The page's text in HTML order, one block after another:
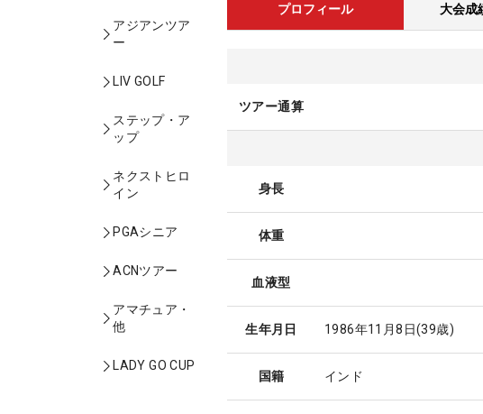
アジアンツア
ー
LIV GOLF
ステップ・ア
ップ
ネクストヒロ
イン
PGAシニア
ACNツアー
アマチュア・
他
LADY GO CUP
プロフィール 大会成
ツアー通算
身長
体重
血液型
生年月日 1986年11月8日(39歳)
国籍 インド